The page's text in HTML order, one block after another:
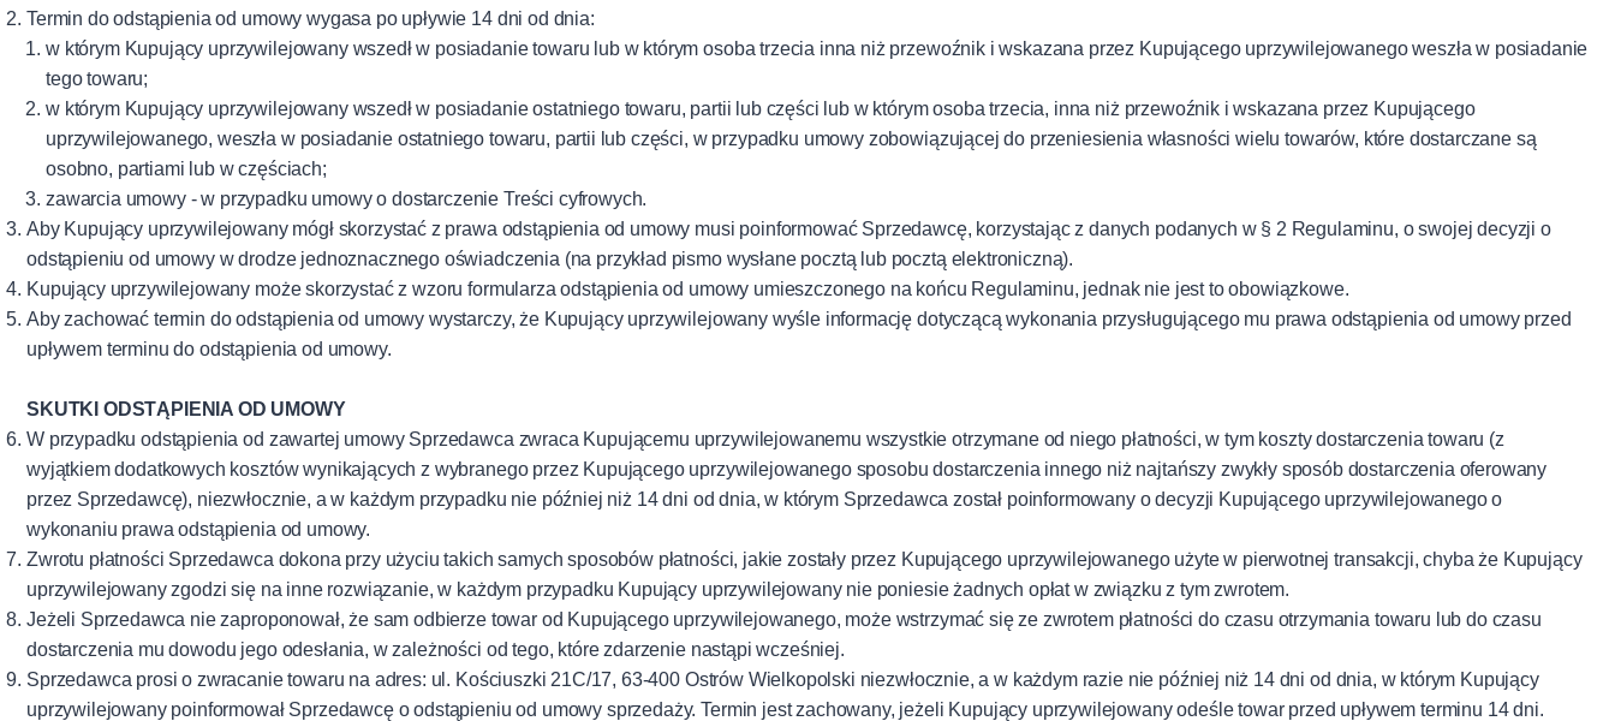
Termin do odstąpienia od umowy wygasa po upływie 14 dni od dnia:
w którym Kupujący uprzywilejowany wszedł w posiadanie towaru lub w którym osoba trzecia inna niż przewoźnik i wskazana przez Kupującego uprzywilejowanego weszła w posiadanie
tego towaru;
w którym Kupujący uprzywilejowany wszedł w posiadanie ostatniego towaru, partii lub części lub w którym osoba trzecia, inna niż przewoźnik i wskazana przez Kupującego
uprzywilejowanego, weszła w posiadanie ostatniego towaru, partii lub części, w przypadku umowy zobowiązującej do przeniesienia własności wielu towarów, które dostarczane są
osobno, partiami lub w częściach;
zawarcia umowy - w przypadku umowy o dostarczenie Treści cyfrowych.
Aby Kupujący uprzywilejowany mógł skorzystać z prawa odstąpienia od umowy musi poinformować Sprzedawcę, korzystając z danych podanych w § 2 Regulaminu, o swojej decyzji o
odstąpieniu od umowy w drodze jednoznacznego oświadczenia (na przykład pismo wysłane pocztą lub pocztą elektroniczną).
Kupujący uprzywilejowany może skorzystać z wzoru formularza odstąpienia od umowy umieszczonego na końcu Regulaminu, jednak nie jest to obowiązkowe.
Aby zachować termin do odstąpienia od umowy wystarczy, że Kupujący uprzywilejowany wyśle informację dotyczącą wykonania przysługującego mu prawa odstąpienia od umowy przed
upływem terminu do odstąpienia od umowy.
SKUTKI ODSTĄPIENIA OD UMOWY
W przypadku odstąpienia od zawartej umowy Sprzedawca zwraca Kupującemu uprzywilejowanemu wszystkie otrzymane od niego płatności, w tym koszty dostarczenia towaru (z
wyjątkiem dodatkowych kosztów wynikających z wybranego przez Kupującego uprzywilejowanego sposobu dostarczenia innego niż najtańszy zwykły sposób dostarczenia oferowany
przez Sprzedawcę), niezwłocznie, a w każdym przypadku nie później niż 14 dni od dnia, w którym Sprzedawca został poinformowany o decyzji Kupującego uprzywilejowanego o
wykonaniu prawa odstąpienia od umowy.
Zwrotu płatności Sprzedawca dokona przy użyciu takich samych sposobów płatności, jakie zostały przez Kupującego uprzywilejowanego użyte w pierwotnej transakcji, chyba że Kupujący
uprzywilejowany zgodzi się na inne rozwiązanie, w każdym przypadku Kupujący uprzywilejowany nie poniesie żadnych opłat w związku z tym zwrotem.
Jeżeli Sprzedawca nie zaproponował, że sam odbierze towar od Kupującego uprzywilejowanego, może wstrzymać się ze zwrotem płatności do czasu otrzymania towaru lub do czasu
dostarczenia mu dowodu jego odesłania, w zależności od tego, które zdarzenie nastąpi wcześniej.
Sprzedawca prosi o zwracanie towaru na adres: ul. Kościuszki 21C/17, 63-400 Ostrów Wielkopolski niezwłocznie, a w każdym razie nie później niż 14 dni od dnia, w którym Kupujący
uprzywilejowany poinformował Sprzedawcę o odstąpieniu od umowy sprzedaży. Termin jest zachowany, jeżeli Kupujący uprzywilejowany odeśle towar przed upływem terminu 14 dni.